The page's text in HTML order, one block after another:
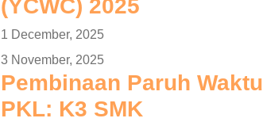
(YCWC) 2025
1 December, 2025
3 November, 2025
Pembinaan Paruh Waktu
PKL: K3 SMK